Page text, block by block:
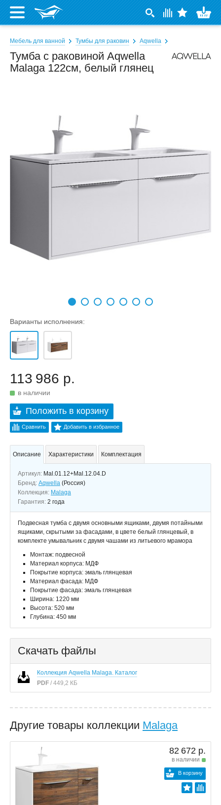
Мебель для ванной Тумбы для раковин Aqwella
Тумба с раковиной Aqwella
Malaga 122см, белый глянец
Варианты исполнения:
113 986 р.
в наличии
Положить в корзину
Сравнить Добавить в избранное
Описание Характеристики Комплектация
Артикул: Mal.01.12+Mal.12.04.D
Бренд: Aqwella (Россия)
Коллекция: Malaga
Гарантия: 2 года
Подвесная тумба с двумя основными ящиками, двумя потайными
ящиками, скрытыми за фасадами, в цвете белый глянцевый, в
комплекте умывальник с двумя чашами из литьевого мрамора
Монтаж: подвесной
Материал корпуса: МДФ
Покрытие корпуса: эмаль глянцевая
Материал фасада: МДФ
Покрытие фасада: эмаль глянцевая
Ширина: 1220 мм
Высота: 520 мм
Глубина: 450 мм
Скачать файлы
Коллекция Aqwella Malaga. Каталог
PDF / 449,2 КБ
Другие товары коллекции Malaga
82 672 р.
в наличии
В корзину